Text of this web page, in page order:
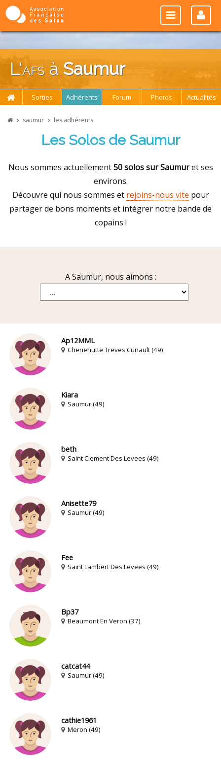
L'afs à Saumur
Sorties Adhérents Forum Photos Actualités
saumur les adhérents
Les Solos de Saumur
Nous sommes actuellement50 solos sur Saumuret ses
environs.
Découvre qui nous sommes et rejoins-nous vite pour
partager de bons moments et intégrer notre bande de
copains !
A Saumur, nous aimons :
Ap12MML
Chenehutte Treves Cunault (49)
Kiara
Saumur (49)
beth
Saint Clement Des Levees (49)
Anisette79
Saumur (49)
Fee
Saint Lambert Des Levees (49)
Bp37
Beaumont En Veron (37)
catcat44
Saumur (49)
cathie1961
Meron (49)